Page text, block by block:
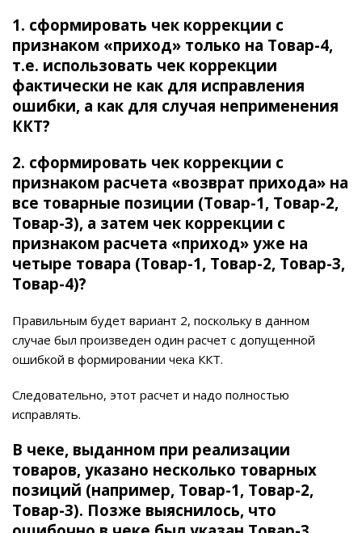
1. сформировать чек коррекции с
признаком «приход» только на Товар-4,
т.е. использовать чек коррекции
фактически не как для исправления
ошибки, а как для случая неприменения
ККТ?
2. сформировать чек коррекции с
признаком расчета «возврат прихода» на
все товарные позиции (Товар-1, Товар-2,
Товар-3), а затем чек коррекции с
признаком расчета «приход» уже на
четыре товара (Товар-1, Товар-2, Товар-3,
Товар-4)?
Правильным будет вариант 2, поскольку в данном
случае был произведен один расчет с допущенной
ошибкой в формировании чека ККТ.
Следовательно, этот расчет и надо полностью
исправлять.
В чеке, выданном при реализации
товаров, указано несколько товарных
позиций (например, Товар-1, Товар-2,
Товар-3). Позже выяснилось, что